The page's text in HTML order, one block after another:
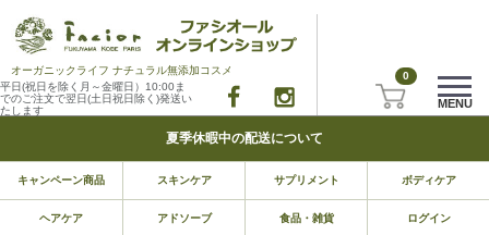
オーガニックライフ ナチュラル無添加コスメ
平日(祝日を除く月～金曜日）10:00ま
でのご注文で翌日(土日祝日除く)発送い
たします
0
MENU
夏季休暇中の配送について
キャンペーン商品 スキンケア サプリメント ボディケア
ヘアケア アドソーブ 食品・雑貨 ログイン